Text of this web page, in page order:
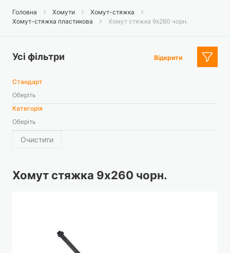
Головна Хомути
Хомут-стяжка
Хомут-стяжка пластикова
Хомут стяжка 9х260 чорн.
Усі фільтри Відкрити
Стандарт
Оберіть
Категорія
Оберіть
Очистити
Хомут стяжка 9х260 чорн.